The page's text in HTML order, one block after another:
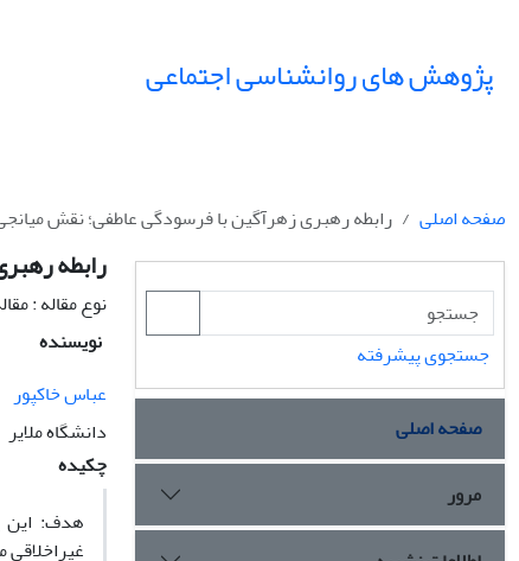
پژوهش های روانشناسی اجتماعی
صفحه اصلی رابطه رهبری زهرآگین با فرسودگی عاطفی؛ نقش
رابطه
نوع مقاله :
نویسنده
عباس خاکپور
دانشگاه ملایر
چکیده
هدف: این
جستجوی پیشرفته
صفحه اصلی
مرور